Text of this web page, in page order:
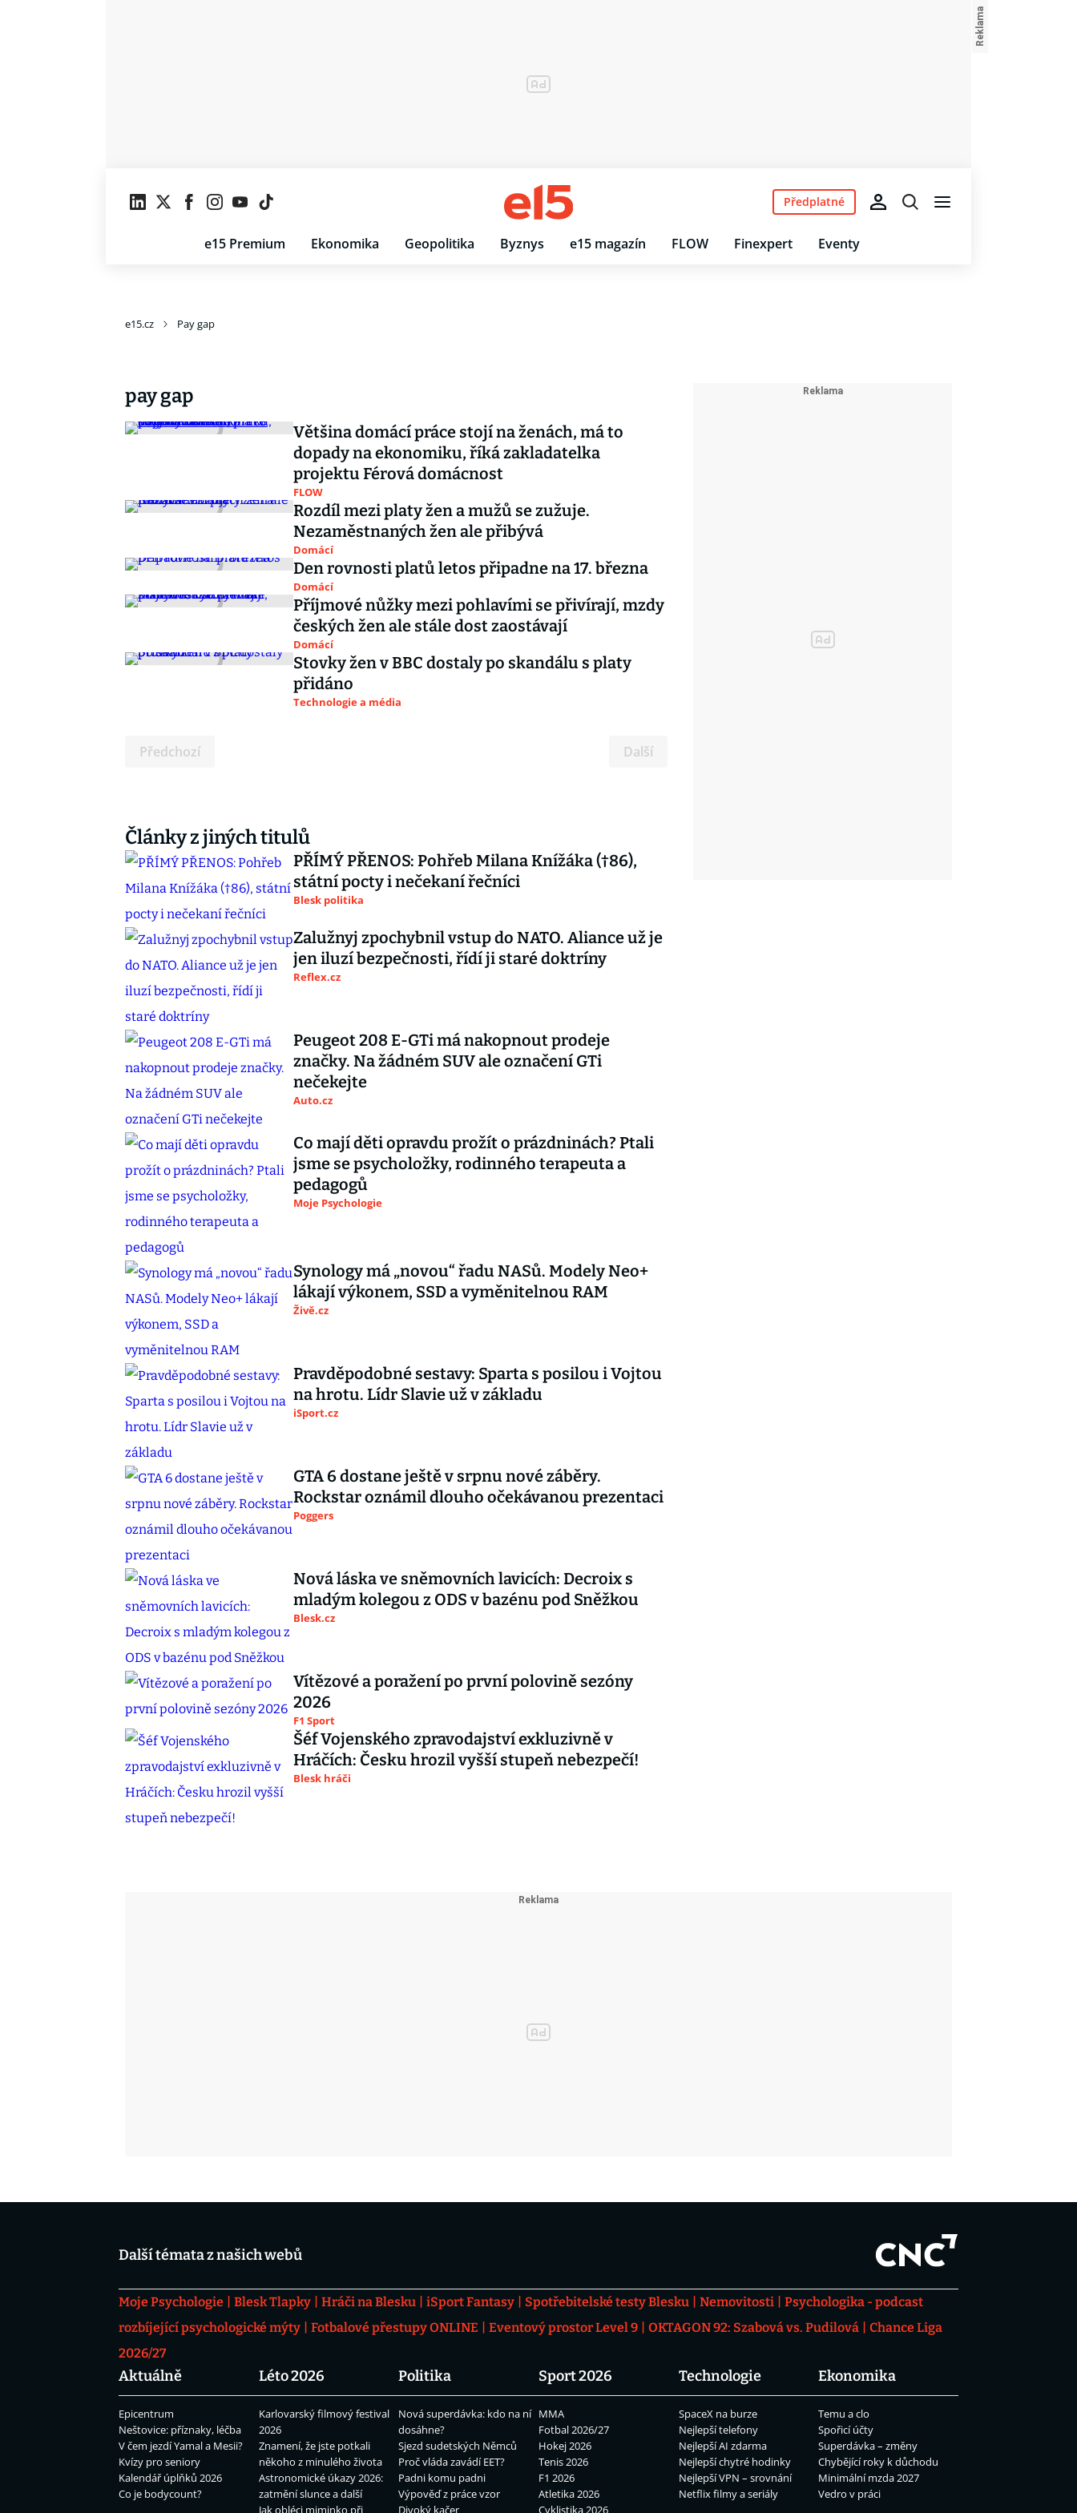
e15 Premium Ekonomika Geopolitika Byznys e15 magazín FLOW Finexpert Eventy
Předplatné
e15.cz Pay gap
pay gap
Většina domácí práce stojí na ženách, má to
dopady na ekonomiku, říká zakladatelka
projektu Férová domácnost
FLOW
Rozdíl mezi platy žen a mužů se zužuje.
Nezaměstnaných žen ale přibývá
Domácí
Den rovnosti platů letos připadne na 17. března
Domácí
Příjmové nůžky mezi pohlavími se přivírají, mzdy
českých žen ale stále dost zaostávají
Domácí
Stovky žen v BBC dostaly po skandálu s platy
přidáno
Technologie a média
Předchozí Další
Články z jiných titulů
PŘÍMÝ PŘENOS: Pohřeb Milana Knížáka (†86),
státní pocty i nečekaní řečníci
Blesk politika
Zalužnyj zpochybnil vstup do NATO. Aliance už je
jen iluzí bezpečnosti, řídí ji staré doktríny
Reflex.cz
Peugeot 208 E-GTi má nakopnout prodeje
značky. Na žádném SUV ale označení GTi
nečekejte
Auto.cz
Co mají děti opravdu prožít o prázdninách? Ptali
jsme se psycholožky, rodinného terapeuta a
pedagogů
Moje Psychologie
Synology má „novou“ řadu NASů. Modely Neo+
lákají výkonem, SSD a vyměnitelnou RAM
Živě.cz
Pravděpodobné sestavy: Sparta s posilou i Vojtou
na hrotu. Lídr Slavie už v základu
iSport.cz
GTA 6 dostane ještě v srpnu nové záběry.
Rockstar oznámil dlouho očekávanou prezentaci
Poggers
Nová láska ve sněmovních lavicích: Decroix s
mladým kolegou z ODS v bazénu pod Sněžkou
Blesk.cz
Vítězové a poražení po první polovině sezóny
2026
F1 Sport
Šéf Vojenského zpravodajství exkluzivně v
Hráčích: Česku hrozil vyšší stupeň nebezpečí!
Blesk hráči
Další témata z našich webů
Moje Psychologie Blesk Tlapky Hráči na Blesku iSport Fantasy Spotřebitelské testy Blesku Nemovitosti
Psychologika - podcast
rozbíjející psychologické mýty
Fotbalové přestupy ONLINE Eventový prostor Level 9 OKTAGON 92: Szabová vs. Pudilová
Chance Liga
2026/27
Aktuálně
Epicentrum
Neštovice: příznaky, léčba
V čem jezdí Yamal a Mesii?
Kvízy pro seniory
Kalendář úplňků 2026
Co je bodycount?
Léto 2026
Karlovarský filmový festival
2026
Znamení, že jste potkali
někoho z minulého života
Astronomické úkazy 2026:
zatmění slunce a další
Jak obléci miminko při
Politika
Nová superdávka: kdo na ní
dosáhne?
Sjezd sudetských Němců
Proč vláda zavádí EET?
Padni komu padni
Výpověď z práce vzor
Divoký kačer
Sport 2026
MMA
Fotbal 2026/27
Hokej 2026
Tenis 2026
F1 2026
Atletika 2026
Cyklistika 2026
Technologie
SpaceX na burze
Nejlepší telefony
Nejlepší AI zdarma
Nejlepší chytré hodinky
Nejlepší VPN – srovnání
Netflix filmy a seriály
Ekonomika
Temu a clo
Spořicí účty
Superdávka – změny
Chybějící roky k důchodu
Minimální mzda 2027
Vedro v práci